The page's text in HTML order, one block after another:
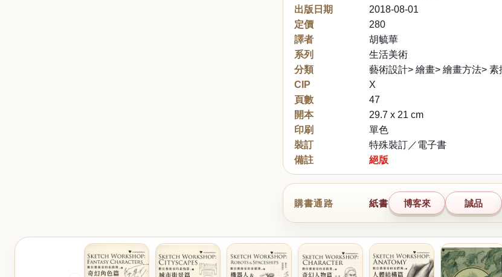
出版日期
2018-08-01
定價
280
譯者
胡毓華
系列
生活美術
分類
藝術設計> 繪畫> 繪畫方法> 素
CIP
X
頁數
47
開本
29.7 x 21 cm
印刷
單色
裝訂
特殊裝訂／電子書
備註
絕版
購書通路 紙書 博客來 誠品